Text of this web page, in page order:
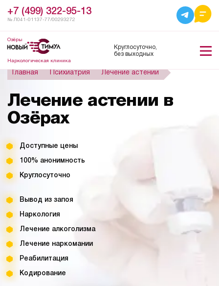
+7 (499) 322-95-13
№ Л041-01137-77/00293272
Озёры
Наркологическая клиника
Круглосуточно,
без выходных
Главная Психиатрия Лечение астении
Лечение астении в
Озёрах
Доступные цены
100% анонимность
Круглосуточно
Вывод из запоя
Наркология
Лечение алкоголизма
Лечение наркомании
Реабилитация
Кодирование